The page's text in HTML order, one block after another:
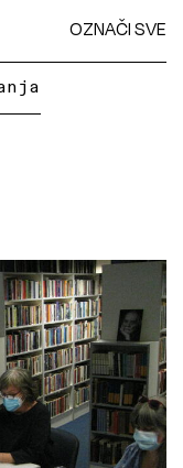
OZNAČI SVE